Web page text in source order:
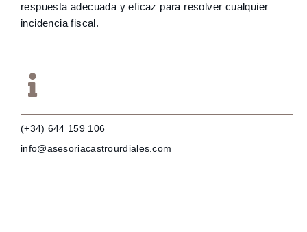
respuesta adecuada y eficaz para resolver cualquier
incidencia fiscal.
(+34) 644 159 106
info@asesoriacastrourdiales.com